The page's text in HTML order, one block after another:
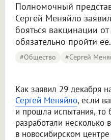
Полномочный
Сергей Меняйло
бояться вакцинации
обязательно пройти её.
#Общество #Сергей
Как заявил 29 декабря
Сергей Меняйло, если
и прошла испытания, то
разработали несколько
в новосибирском